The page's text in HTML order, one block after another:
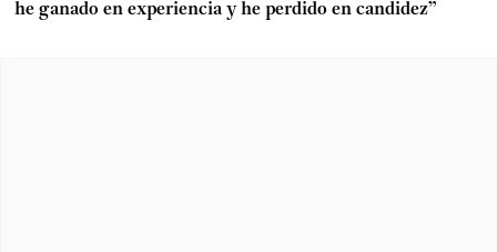
he ganado en experiencia y he perdido en candidez”